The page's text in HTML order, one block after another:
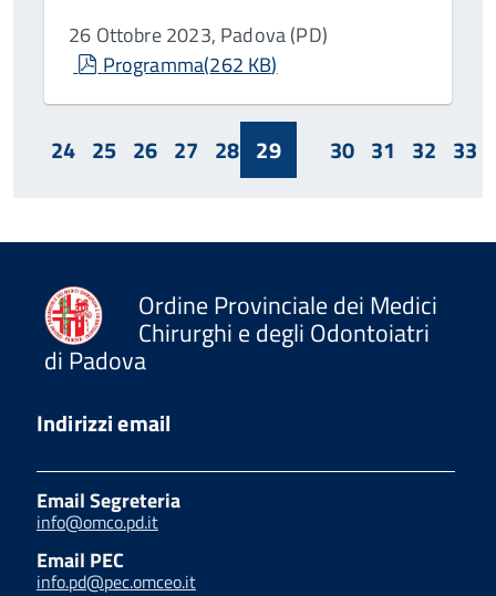
26 Ottobre 2023, Padova (PD)
pdf
Programma(262 KB)
24 25 26 27 28 29 30 31 32 33
Ordine Provinciale dei Medici
Chirurghi e degli Odontoiatri
di Padova
Indirizzi email
Email Segreteria
info@omco.pd.it
Email PEC
info.pd@pec.omceo.it